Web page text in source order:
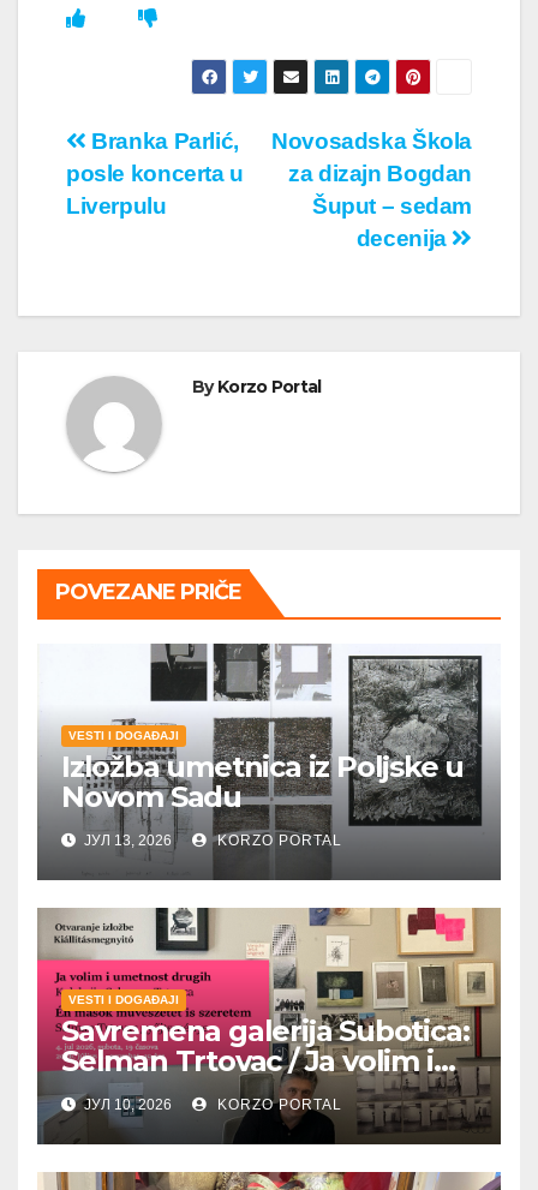
Кретање
чланка
Novosadska Škola
za dizajn Bogdan
Šuput – sedam
decenija
Branka Parlić,
posle koncerta u
Liverpulu
ByKorzo Portal
POVEZANE PRIČE
VESTI I DOGAĐAJI
Izložba umetnica iz Poljske u
Novom Sadu
ЈУЛ 13, 2026 KORZO PORTAL
VESTI I DOGAĐAJI
Savremena galerija Subotica:
Selman Trtovac / Ja volim i
umetnost drugih
ЈУЛ 10, 2026 KORZO PORTAL